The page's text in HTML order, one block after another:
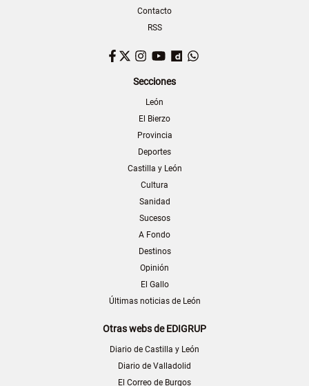
Contacto
RSS
Facebook
TwitterInstagram
YouTubeDailymotion
Secciones
León
El Bierzo
Provincia
Deportes
Castilla y León
Cultura
Sanidad
Sucesos
A Fondo
Destinos
Opinión
El Gallo
Últimas noticias de León
Otras webs de EDIGRUP
Diario de Castilla y León
Diario de Valladolid
El Correo de Burgos